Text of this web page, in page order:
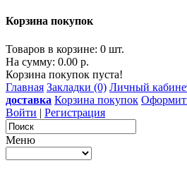
Корзина покупок
Товаров в корзине: 0 шт.
На сумму: 0.00 р.
Корзина покупок пуста!
Главная Закладки (0) Личный
доставка Корзина покупок
Войти | Регистрация
Меню